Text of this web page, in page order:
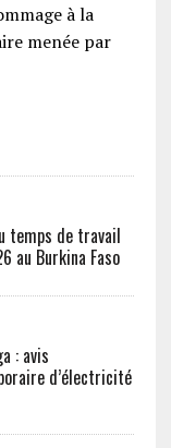
à la
menée par
temps de travail
au Burkina Faso
: avis
d’électricité